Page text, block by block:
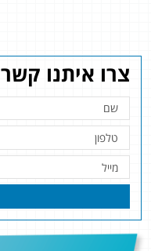
צרו איתנו קשר